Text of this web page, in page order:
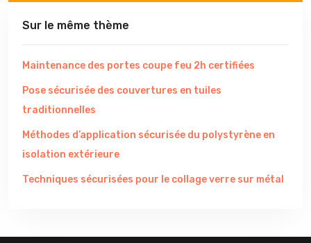
Sur le même thème
Maintenance des portes coupe feu 2h certifiées
Pose sécurisée des couvertures en tuiles
traditionnelles
Méthodes d’application sécurisée du polystyrène en
isolation extérieure
Techniques sécurisées pour le collage verre sur métal